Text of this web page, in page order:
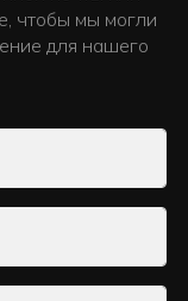
чтобы мы могли
для нашего